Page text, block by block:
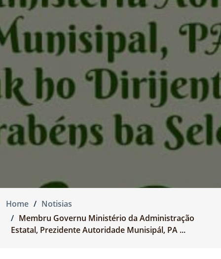
Home
Notisias
Membru Governu Ministério da Administração
Estatal, Prezidente Autoridade Munisipál, PA ...